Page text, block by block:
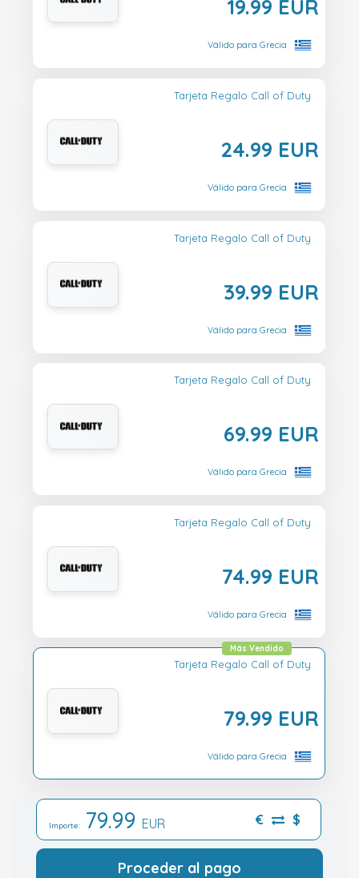
19.99 EUR
Válido para Grecia
Tarjeta Regalo Call of Duty
24.99 EUR
Válido para Grecia
Tarjeta Regalo Call of Duty
39.99 EUR
Válido para Grecia
Tarjeta Regalo Call of Duty
69.99 EUR
Válido para Grecia
Tarjeta Regalo Call of Duty
74.99 EUR
Válido para Grecia
Tarjeta Regalo Call of Duty
79.99 EUR
Más Vendido
Válido para Grecia
Importe: 79.99 EUR € $
Proceder al pago